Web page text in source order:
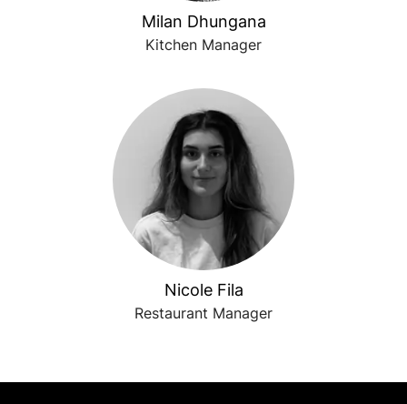
Milan Dhungana
Kitchen Manager
Nicole Fila
Restaurant Manager